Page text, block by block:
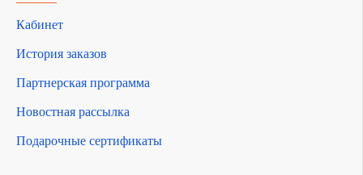
Кабинет
История заказов
Партнерская программа
Новостная рассылка
Подарочные сертификаты